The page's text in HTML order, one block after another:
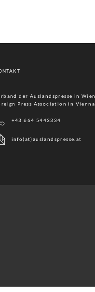
der Auslandspresse in Wien
Press Association in Vienna
+43 664 5443334
info(at)auslandspresse.at